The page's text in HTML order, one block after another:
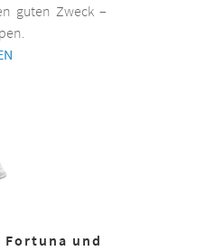
guten Zweck –
Fortuna und